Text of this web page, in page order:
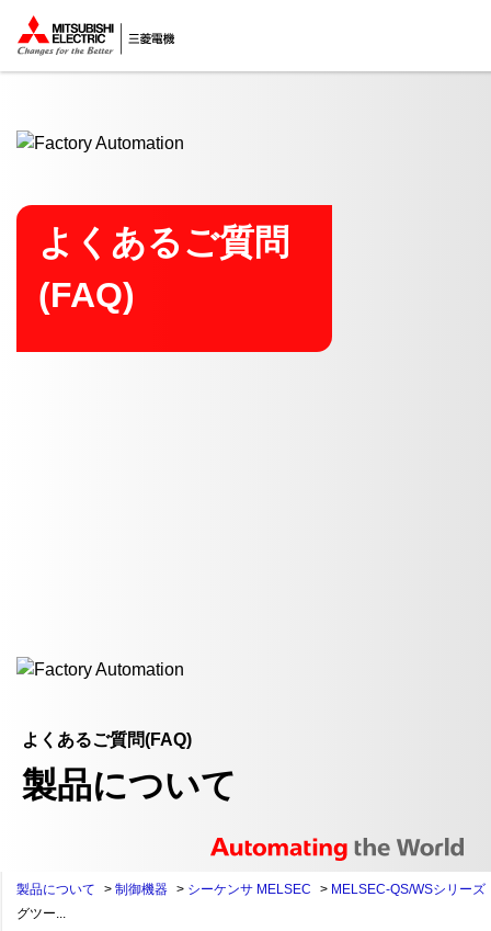
ここから本文
よくあるご質問
(FAQ)
よくあるご質問(FAQ)
製品について
製品について > 制御機器 > シーケンサ MELSEC > MELSEC-QS/WSシリーズ
グツー...